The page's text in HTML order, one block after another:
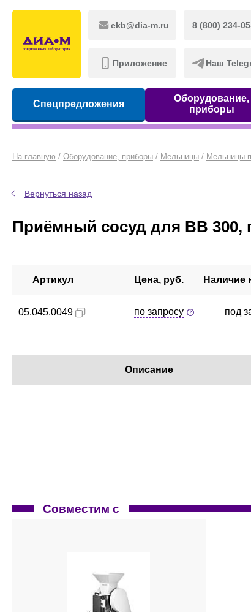
ekb@dia-m.ru 8 (800) 234-
Приложение Наш
Спецпредложения
Оборудование,
приборы
На главную / Оборудование, приборы / Мельницы / Мельницы
Вернуться назад
Приёмный сосуд для BB 300,
Артикул Цена, руб. Наличие
05.045.0049 по запросу под
Описание
Совместим с